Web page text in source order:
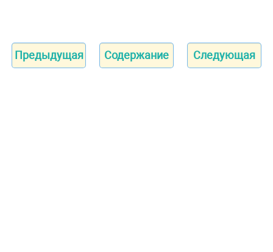
Предыдущая Содержание Следующая